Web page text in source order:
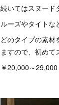
続いてはスヌード
ルーズやタイトな
どのタイプの素材
ますので、初めて
￥20,000～